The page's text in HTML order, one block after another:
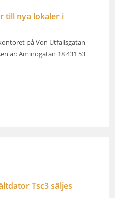
till nya lokaler i
på Von Utfallsgatan
är: Aminogatan 18 431 53
Tsc3 säljes